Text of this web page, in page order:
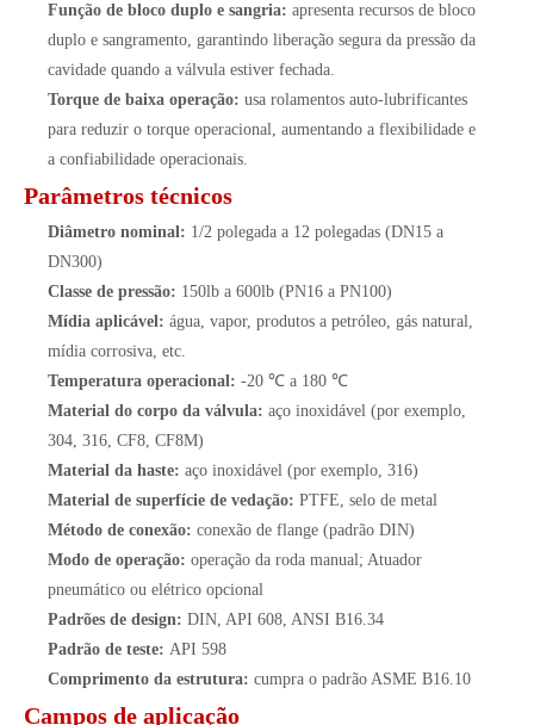
Função de bloco duplo e sangria: apresenta recursos de bloco
duplo e sangramento, garantindo liberação segura da pressão da
cavidade quando a válvula estiver fechada.
Torque de baixa operação: usa rolamentos auto-lubrificantes
para reduzir o torque operacional, aumentando a flexibilidade e
a confiabilidade operacionais.
Parâmetros técnicos
Diâmetro nominal: 1/2 polegada a 12 polegadas (DN15 a
DN300)
Classe de pressão: 150lb a 600lb (PN16 a PN100)
Mídia aplicável: água, vapor, produtos a petróleo, gás natural,
mídia corrosiva, etc.
Temperatura operacional: -20 ℃ a 180 ℃
Material do corpo da válvula: aço inoxidável (por exemplo,
304, 316, CF8, CF8M)
Material da haste: aço inoxidável (por exemplo, 316)
Material de superfície de vedação: PTFE, selo de metal
Método de conexão: conexão de flange (padrão DIN)
Modo de operação: operação da roda manual; Atuador
pneumático ou elétrico opcional
Padrões de design: DIN, API 608, ANSI B16.34
Padrão de teste: API 598
Comprimento da estrutura: cumpra o padrão ASME B16.10
Campos de aplicação